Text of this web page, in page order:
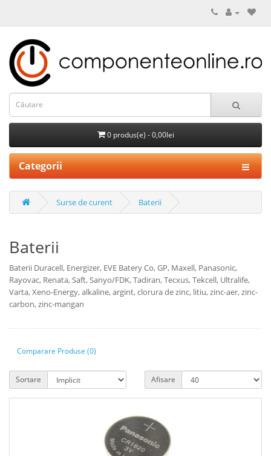
0 produs(e) - 0,00lei
Categorii
Surse de curent Baterii
Baterii
Baterii Duracell, Energizer, EVE Batery Co, GP, Maxell, Panasonic,
Rayovac, Renata, Saft, Sanyo/FDK, Tadiran, Tecxus, Tekcell, Ultralife,
Varta, Xeno-Energy, alkaline, argint, clorura de zinc, litiu, zinc-aer, zinc-
carbon, zinc-mangan
Comparare Produse (0)
Sortare Afisare